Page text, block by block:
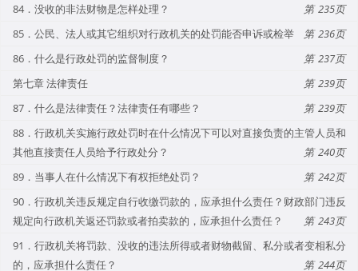
84．没收的非法财物是怎样处理？
235
85．公民、法人或其它组织对行政机关的处罚能否申诉或检举
236
86．什么是行政处罚的监督制度？
237
第七章 法律责任
239
87．什么是法律责任？法律责任有哪些？
239
88．行政机关实施行政处罚时在什么情况下可以对直接负责的主管人员和
其他直接责任人员给予行政处分？
240
89．当事人在什么情况下有权拒绝处罚？
242
90．行政机关违反规定自行收缴罚款的，应承担什么责任？财政部门违反
规定向行政机关返还罚款或者拍卖款的，应承担什么责任？
243
91．行政机关将罚款、没收的违法所得或者财物截留、私分或者变相私分
的，应承担什么责任？
244